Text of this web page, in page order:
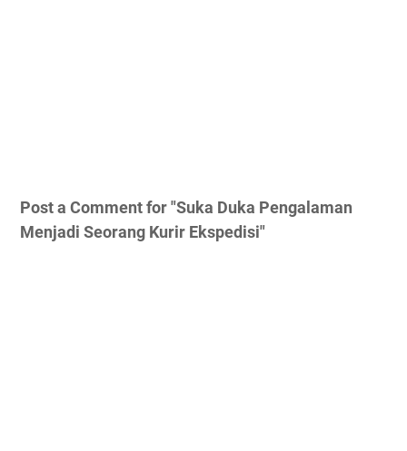
Post a Comment for "Suka Duka Pengalaman
Menjadi Seorang Kurir Ekspedisi"